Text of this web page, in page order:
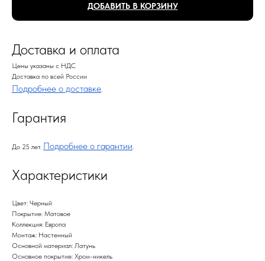
ДОБАВИТЬ В КОРЗИНУ
Доставка и оплата
Цены указаны с НДС
Доставка по всей России
Подробнее о доставке.
Гарантия
До 25 лет. Подробнее о гарантии.
Характеристики
Цвет: Черный
Покрытие: Матовое
Коллекция: Европа
Монтаж: Настенный
Основной материал: Латунь
Основное покрытие: Хром-никель